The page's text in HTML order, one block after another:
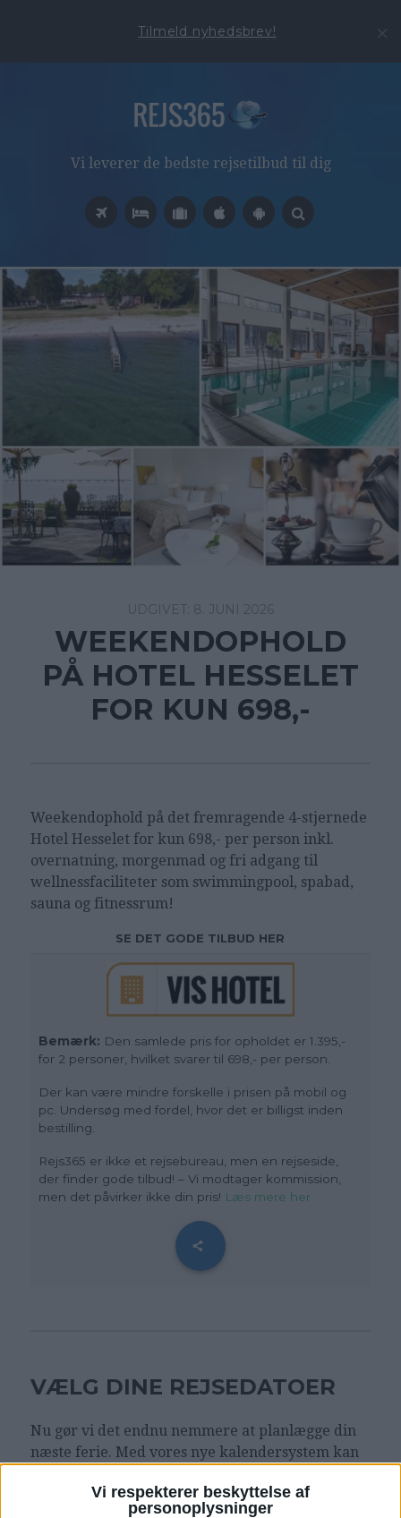
Vi respekterer beskyttelse af
personoplysninger
Tilmeld nyhedsbrev!
Vi leverer de bedste rejsetilbud til dig
8. JUNI 2026
WEEKENDOPHOLD
PÅ HOTEL HESSELET
FOR KUN 698,-
Weekendophold på det fremragende 4-stjernede
Hotel Hesselet for kun 698,- per person inkl.
overnatning, morgenmad og fri adgang til
wellnessfaciliteter som swimmingpool, spabad,
sauna og fitnessrum!
SE DET GODE TILBUD HER
Bemærk: Den samlede pris for opholdet er 1.395,-
for 2 personer, hvilket svarer til 698,- per person.
Der kan være mindre forskelle i prisen på mobil og
pc. Undersøg med fordel, hvor det er billigst inden
bestilling.
Rejs365 er ikke et rejsebureau, men en rejseside,
der finder gode tilbud! – Vi modtager kommission,
men det påvirker ikke din pris! Læs mere her
VÆLG DINE REJSEDATOER
Nu gør vi det endnu nemmere at planlægge din
næste ferie. Med vores nye kalendersystem kan
det herunder: